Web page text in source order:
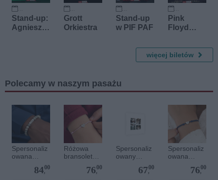
Traviata,
Turandot
15 września 2026
Stand-up:
Agnieszk
9 października 2026
Grott
Orkiestra
14 października 2026
Stand-up
w PIF PAF
20 października 2026
Pink
Floyd
więcej biletów
Polecamy w naszym pasażu
Spersonaliz
owana
bransoletka
84,
00
Różowa
bransoletka
dla dzieci -
76,
00
Spersonaliz
owany
plakat - 40 x
67,
00
Spersonaliz
owana
bransoletka
sznurkowa -
76,
00